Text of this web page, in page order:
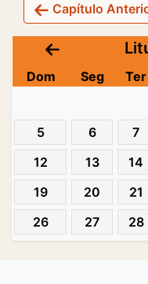
Capítulo
Dom Seg Ter
5
6 7
12
13 14
19
20 21
26
27 28